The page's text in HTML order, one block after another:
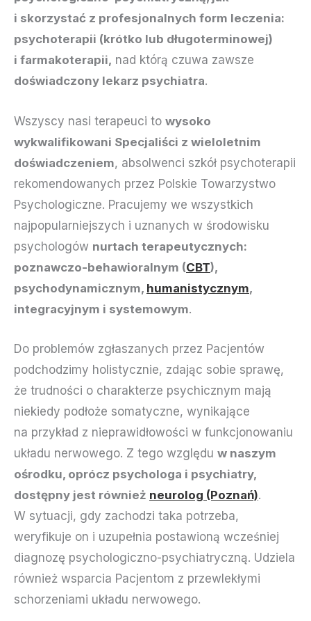
i skorzystać z profesjonalnych form leczenia:
psychoterapii (krótko lub długoterminowej)
i farmakoterapii, nad którą czuwa zawsze
doświadczony lekarz psychiatra.
Wszyscy nasi terapeuci to wysoko
wykwalifikowani Specjaliści z wieloletnim
doświadczeniem, absolwenci szkół psychoterapii
rekomendowanych przez Polskie Towarzystwo
Psychologiczne. Pracujemy we wszystkich
najpopularniejszych i uznanych w środowisku
psychologów nurtach terapeutycznych:
poznawczo-behawioralnym (CBT),
psychodynamicznym, humanistycznym,
integracyjnym i systemowym.
Do problemów zgłaszanych przez Pacjentów
podchodzimy holistycznie, zdając sobie sprawę,
że trudności o charakterze psychicznym mają
niekiedy podłoże somatyczne, wynikające
na przykład z nieprawidłowości w funkcjonowaniu
układu nerwowego. Z tego względu w naszym
ośrodku, oprócz psychologa i psychiatry,
dostępny jest również neurolog (Poznań).
W sytuacji, gdy zachodzi taka potrzeba,
weryfikuje on i uzupełnia postawioną wcześniej
diagnozę psychologiczno-psychiatryczną. Udziela
również wsparcia Pacjentom z przewlekłymi
schorzeniami układu nerwowego.